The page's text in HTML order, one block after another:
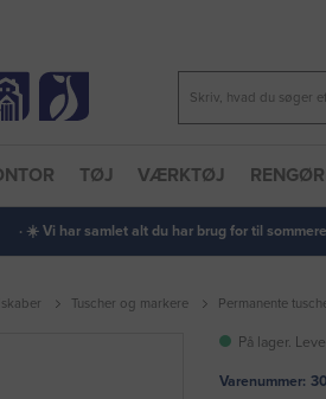
TØJ VÆRKTØJ
· ☀️ Vi har samlet alt du har brug for til
Tuscher og markere Permanente
På lager.
Varenummer: